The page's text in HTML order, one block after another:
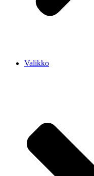
Valikko